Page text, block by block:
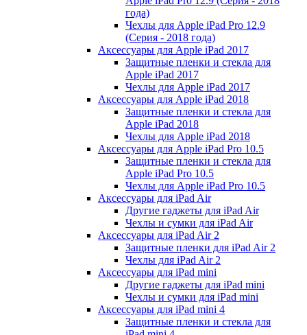
года)
Чехлы для Apple iPad Pro 12.9
(Серия - 2018 года)
Аксессуары для Apple iPad 2017
Защитные пленки и стекла для
Apple iPad 2017
Чехлы для Apple iPad 2017
Аксессуары для Apple iPad 2018
Защитные пленки и стекла для
Apple iPad 2018
Чехлы для Apple iPad 2018
Аксессуары для Apple iPad Pro 10.5
Защитные пленки и стекла для
Apple iPad Pro 10.5
Чехлы для Apple iPad Pro 10.5
Аксессуары для iPad Air
Другие гаджеты для iPad Air
Чехлы и сумки для iPad Air
Аксессуары для iPad Air 2
Защитные пленки для iPad Air 2
Чехлы для iPad Air 2
Аксессуары для iPad mini
Другие гаджеты для iPad mini
Чехлы и сумки для iPad mini
Аксессуары для iPad mini 4
Защитные пленки и стекла для